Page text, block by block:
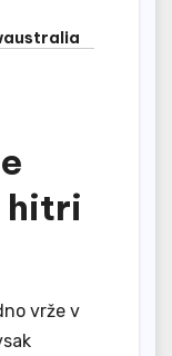
hitri
vrže v